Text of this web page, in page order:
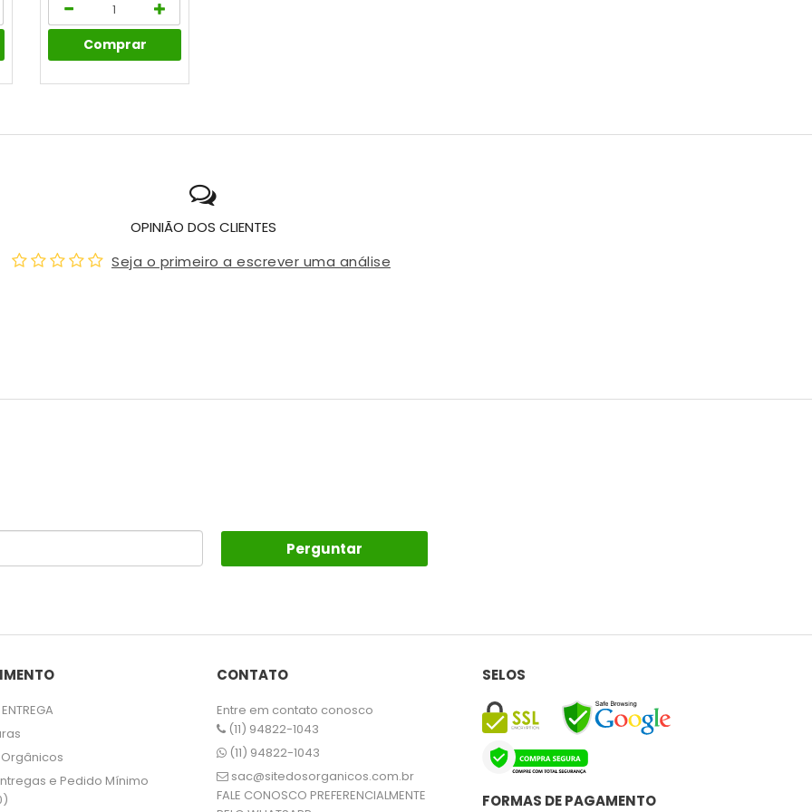
Comprar
OPINIÃO DOS CLIENTES
Seja o primeiro a escrever uma análise
Perguntar
e Pedido Mínimo
CONTATO
Entre em contato conosco
(11) 94822-1043
(11) 94822-1043
sac@sitedosorganicos.com.br
FALE CONOSCO PREFERENCIALMENTE
SELOS
FORMAS DE PAGAMENTO